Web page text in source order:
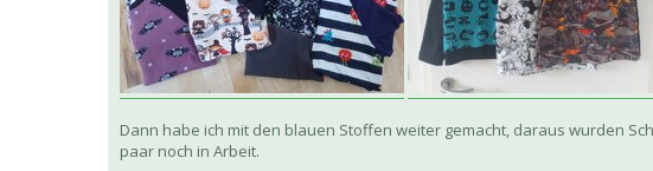
Dann habe ich mit den blauen Stoffen weiter gemacht, daraus wurden
paar noch in Arbeit.